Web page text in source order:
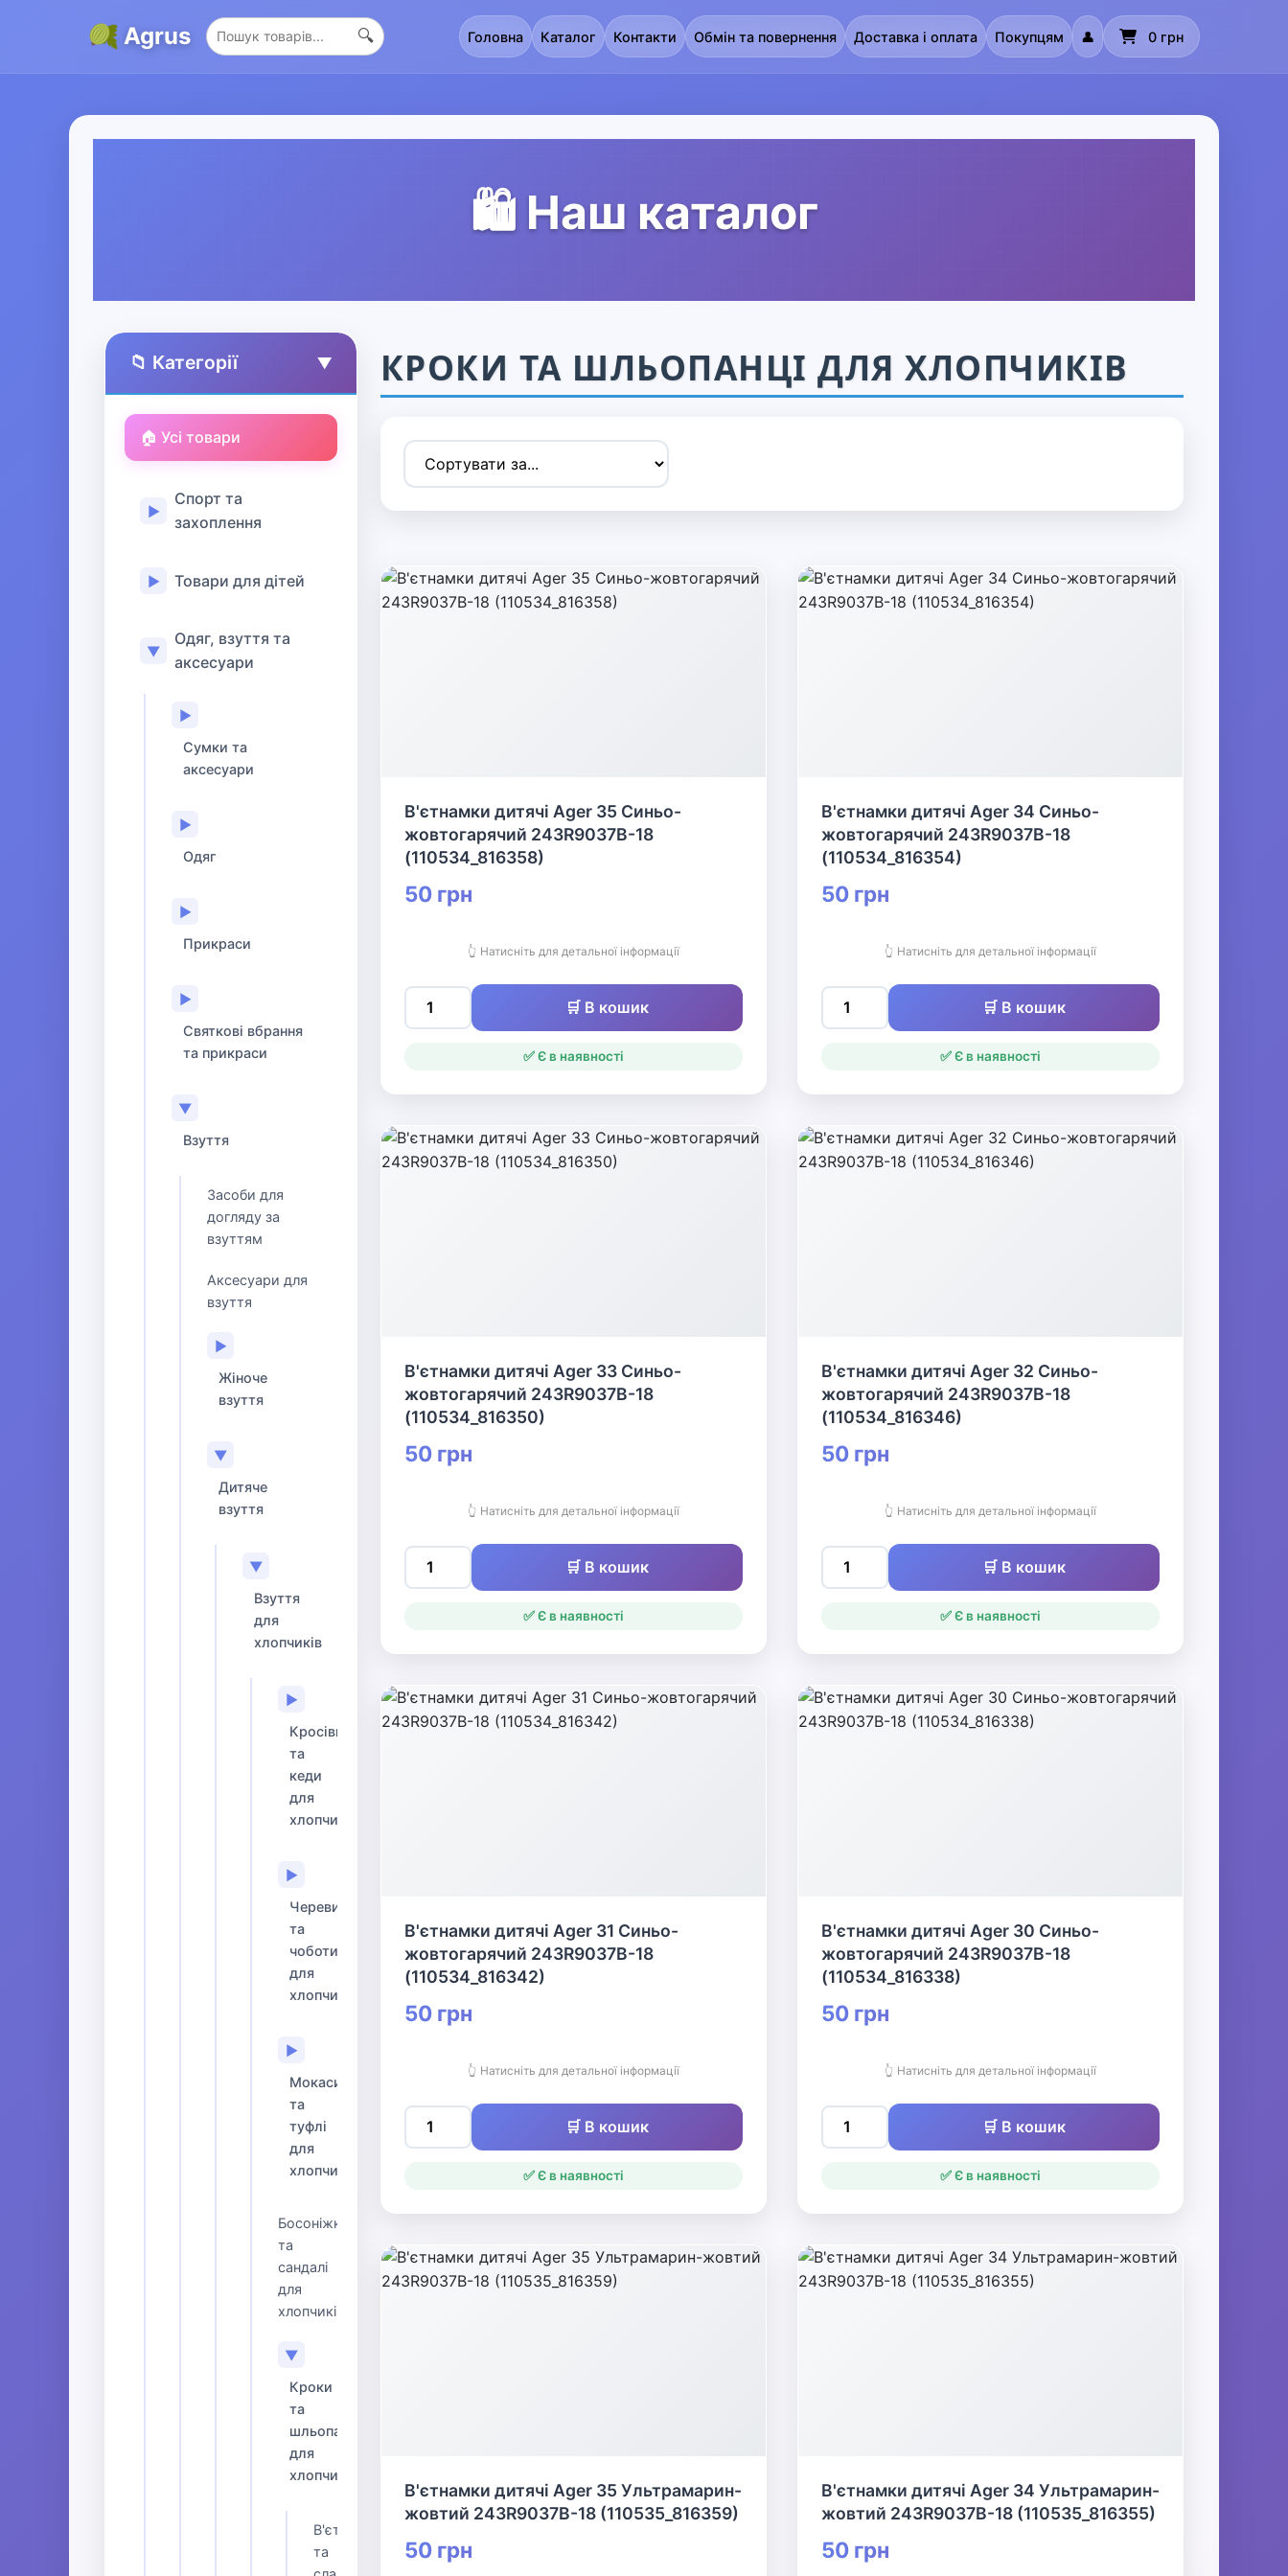
Agrus 🔍 Головна Каталог Контакти Обмін та повернення Доставка і оплата Покупцям 👤 0 грн
🛍️ Наш каталог
📁 Категорії ▲
🏠 Усі товари
▶
Спорт та
захоплення
▶ Товари для дітей
▼
Одяг, взуття та
аксесуари
▶
Сумки та
аксесуари
▶
Одяг
▶
Прикраси
▶
Святкові вбрання
та прикраси
▼
Взуття
Засоби для
догляду за
взуттям
Аксесуари для
взуття
▶
Жіноче
взуття
▼
Дитяче
взуття
▼
Взуття
для
хлопчиків
▶
Кросівки
та
кеди
для
хлопчиків
▶
Черевики
та
чоботи
для
хлопчиків
▶
Мокасини
та
туфлі
для
хлопчиків
Босоніжки
та
сандалі
для
хлопчиків
▼
Кроки
та
шльопанці
для
хлопчиків
В'єтнамки
та
КРОКИ ТА ШЛЬОПАНЦІ ДЛЯ ХЛОПЧИКІВ
В'єтнамки дитячі Ager 35 Синьо-
жовтогарячий 243R9037B-18
(110534_816358)
50 грн
👆 Натисніть для детальної інформації
🛒 В кошик
✅ Є в наявності
В'єтнамки дитячі Ager 34 Синьо-
жовтогарячий 243R9037B-18
(110534_816354)
50 грн
👆 Натисніть для детальної інформації
🛒 В кошик
✅ Є в наявності
В'єтнамки дитячі Ager 33 Синьо-
жовтогарячий 243R9037B-18
(110534_816350)
50 грн
👆 Натисніть для детальної інформації
🛒 В кошик
✅ Є в наявності
В'єтнамки дитячі Ager 32 Синьо-
жовтогарячий 243R9037B-18
(110534_816346)
50 грн
👆 Натисніть для детальної інформації
🛒 В кошик
✅ Є в наявності
В'єтнамки дитячі Ager 31 Синьо-
жовтогарячий 243R9037B-18
(110534_816342)
50 грн
👆 Натисніть для детальної інформації
🛒 В кошик
✅ Є в наявності
В'єтнамки дитячі Ager 30 Синьо-
жовтогарячий 243R9037B-18
(110534_816338)
50 грн
👆 Натисніть для детальної інформації
🛒 В кошик
✅ Є в наявності
В'єтнамки дитячі Ager 35 Ультрамарин-
жовтий 243R9037B-18 (110535_816359)
50 грн
В'єтнамки дитячі Ager 34 Ультрамарин-
жовтий 243R9037B-18 (110535_816355)
50 грн